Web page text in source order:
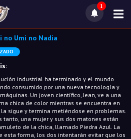
1
no Umi no Nadia
industrial ha terminado y el mundo
consumido por una nueva tecnología y
Un joven científico, Jean, ve a una
chica de color mientras se encuentra en
la sigue y termina metiéndose en problemas.
tanto, una mujer y sus dos matones están
de la chica, llamado Piedra Azul. La
esta forma, los dos intentarán evitar que los